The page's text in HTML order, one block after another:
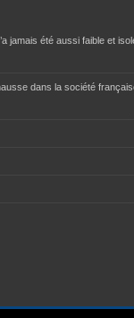
jamais été aussi faible et
dans la société